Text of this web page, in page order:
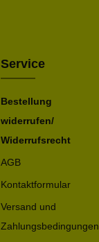
Service
Bestellung
widerrufen/
Widerrufsrecht
AGB
Kontaktformular
Versand und
Zahlungsbedingungen